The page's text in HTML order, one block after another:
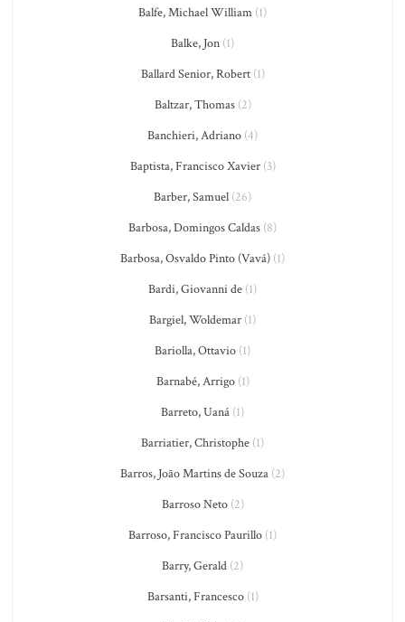
Balfe, Michael William (1)
Balke, Jon (1)
Ballard Senior, Robert(1)
Baltzar, Thomas(2)
Banchieri, Adriano (4)
Baptista, Francisco Xavier(3)
Barber, Samuel (26)
Barbosa, Domingos Caldas (8)
Barbosa, Osvaldo Pinto (Vavá) (1)
Bardi, Giovanni de (1)
Bargiel, Woldemar (1)
Bariolla, Ottavio (1)
Barnabé, Arrigo(1)
Barreto, Uaná (1)
Barriatier, Christophe (1)
Barros, João Martins de Souza (2)
Barroso Neto(2)
Barroso, Francisco Paurillo (1)
Barry, Gerald (2)
Barsanti, Francesco(1)